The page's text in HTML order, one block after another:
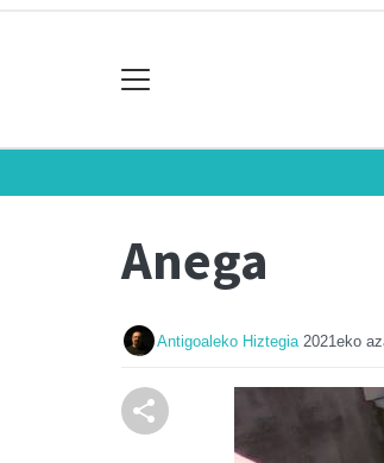
Anega
Antigoaleko Hiztegia 2021eko